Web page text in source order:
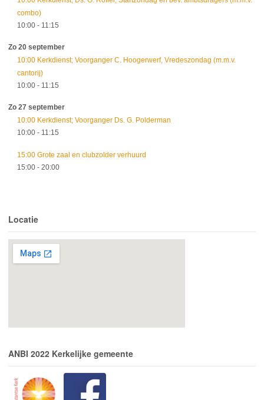
combo)
10:00 - 11:15
Zo 20 september
10:00 Kerkdienst; Voorganger C. Hoogerwerf, Vredeszondag (m.m.v.
cantorij)
10:00 - 11:15
Zo 27 september
10:00 Kerkdienst; Voorganger Ds. G. Polderman
10:00 - 11:15
15:00 Grote zaal en clubzolder verhuurd
15:00 - 20:00
Locatie
ANBI 2022 Kerkelijke gemeente